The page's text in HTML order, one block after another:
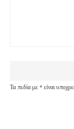
Τα πεδία με * είναι